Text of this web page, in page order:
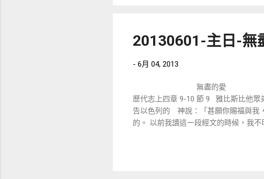
20130601-主日-無
- 6月 04, 2013
無盡的
歷代志上四章 9-10 節 9 雅比斯比他
告以色列的 神說：「甚願你賜福與我
的。 以前我讀這一段經文的時候，我